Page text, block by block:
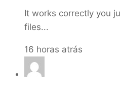
It works correctly you
files...
16 horas atrás